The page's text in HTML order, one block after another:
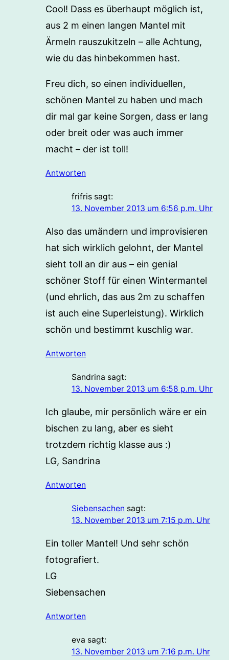
Cool! Dass es überhaupt möglich ist,
aus 2 m einen langen Mantel mit
Ärmeln rauszukitzeln – alle Achtung,
wie du das hinbekommen hast.
Freu dich, so einen individuellen,
schönen Mantel zu haben und mach
dir mal gar keine Sorgen, dass er lang
oder breit oder was auch immer
macht – der ist toll!
Antworten
frifris sagt:
13. November 2013 um 6:56 p.m. Uhr
Also das umändern und improvisieren
hat sich wirklich gelohnt, der Mantel
sieht toll an dir aus – ein genial
schöner Stoff für einen Wintermantel
(und ehrlich, das aus 2m zu schaffen
ist auch eine Superleistung). Wirklich
schön und bestimmt kuschlig war.
Antworten
Sandrina sagt:
13. November 2013 um 6:58 p.m. Uhr
Ich glaube, mir persönlich wäre er ein
bischen zu lang, aber es sieht
trotzdem richtig klasse aus :)
LG, Sandrina
Antworten
Siebensachen sagt:
13. November 2013 um 7:15 p.m. Uhr
Ein toller Mantel! Und sehr schön
fotografiert.
LG
Siebensachen
Antworten
eva sagt:
13. November 2013 um 7:16 p.m. Uhr